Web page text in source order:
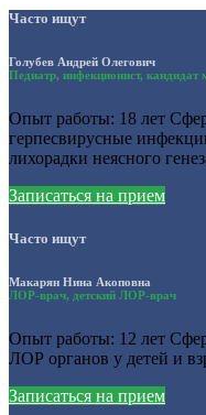
Часто ищут
Голубев Андрей Олегович
Педиатр, инфекционист, кандидат
Опыт работы: 18 лет
герпесвирусные
лихорадки неясного
Записаться на прием
Часто ищут
Макарян Нина Акоповна
ЛОР-врач, детский ЛОР-врач
Опыт работы: 12 лет
ЛОР органов у детей и
Записаться на прием